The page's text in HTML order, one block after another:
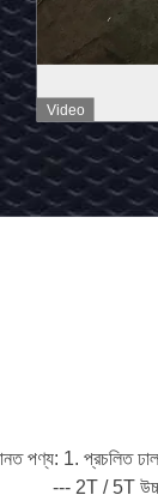
তেল
PU
পণ্য: 1. প্রচলিত
--- 2T / 5T